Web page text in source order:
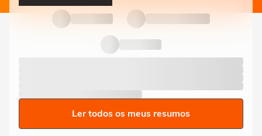
Ler todos os meus resumos